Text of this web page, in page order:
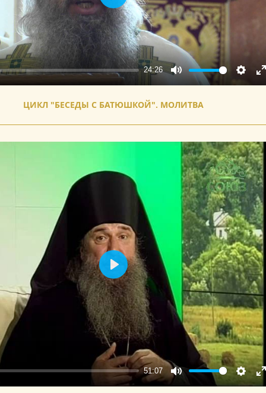
24:26
Play
ЦИКЛ "БЕСЕДЫ С БАТЮШКОЙ". МОЛИТВА
51:07
Settings
Play